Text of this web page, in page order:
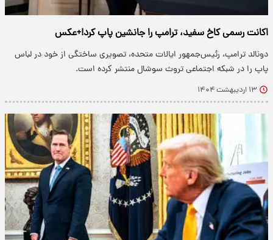
اکانت رسمی کاخ سفید، ترامپ را جانشین پاپ کرد!+عکس
​دونالد ترامپ، رئیس‌جمهور ایالات متحده، تصویری ساختگی از خود در لباس
پاپ را در شبکه اجتماعی تروث سوشال منتشر کرده است.
۱۳ اردیبهشت ۱۴۰۴